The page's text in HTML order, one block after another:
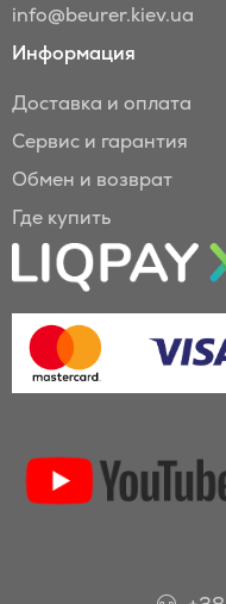
info@beurer.kiev.ua
Информация
Доставка и оплата
Сервис и гарантия
Обмен и возврат
Где купить